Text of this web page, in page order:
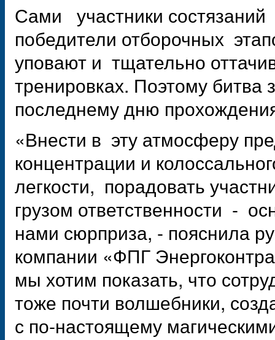
Сами участники
победители отборочных
уповают и тщательно
тренировках. Поэтому битва
последнему дню
«Внести в эту атмосферу
концентрации и
легкости, порадовать
грузом ответственности -
нами сюрприза, - пояснила
компании «ФПГ
мы хотим показать, что
тоже почти волшебники,
с по-настоящему